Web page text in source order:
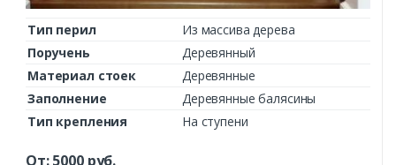
Тип перил
Из массива дерева
Поручень
Деревянный
Материал стоек
Деревянные
Заполнение
Деревянные балясины
Тип крепления
На ступени
От:5000руб.